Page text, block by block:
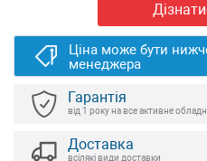
Ціна може бути
менеджера
Гарантія
від 1 року на все активне
Доставка
всілякі види доставки